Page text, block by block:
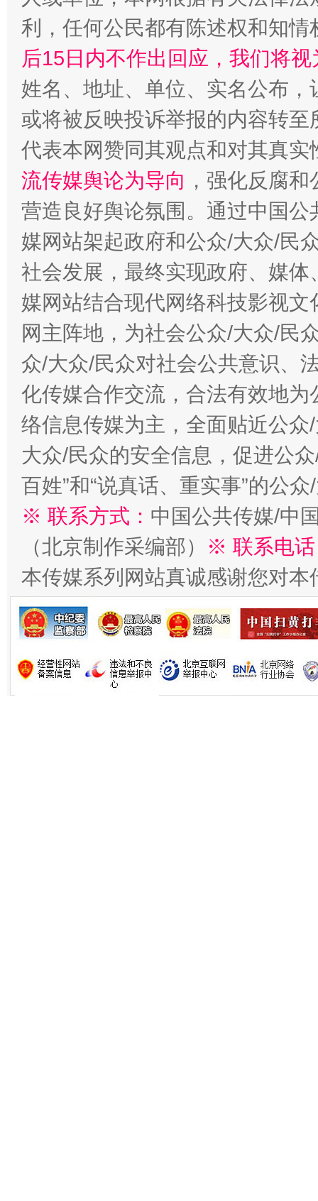
网上购药对药下症？
这是一记警钟！ 谢
在谋一域中谋全局
今
习近平的博鳌关键词
魏明亮
利，任何公民都有陈述权和知情
后15日内不作出回应，我们将
姓名、地址、单位、实名公布
或将被反映投诉举报的内容转
代表本网赞同其观点和对其真实
流传媒舆论为导向 ，强化反腐
营造良好舆论氛围。通过中国
媒网站架起政府和公众/大众/民
社会发展，最终实现政府、媒
媒网站结合现代网络科技影视
网主阵地，为社会公众/大众/民
众/大众/民众对社会公共意识、
化传媒合作交流，合法有效地
络信息传媒为主，全面贴近公
大众/民众的安全信息，促进公
百姓”和“说真话、重实事”的公
※ 联系方式： 中国公共传媒/中
（北京制作采编部）
※ 联系电
本传媒系列网站真诚感谢您对